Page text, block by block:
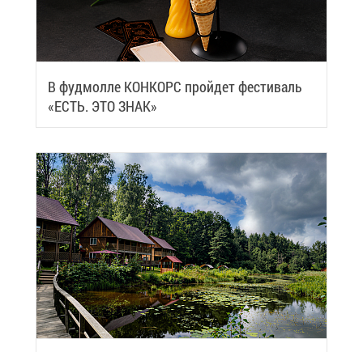
В фуд­мол­ле КОН­КОРС прой­дет фе­сти­валь
«ЕСТЬ. ЭТО ЗНАК»